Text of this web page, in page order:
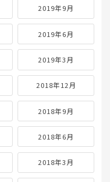
2019年9月
2019年6月
2019年3月
2018年12月
2018年9月
2018年6月
2018年3月